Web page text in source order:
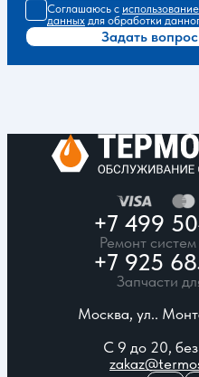
Соглашаюсь с
данных для обработки
Задать вопрос
+7 499
Ремонт
+7 925
Запчасти
Москва, ул..
С 9 до 20,